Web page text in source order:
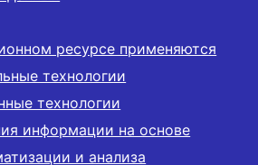
ресурсе применяются
технологии
технологии
информации на основе
и анализа